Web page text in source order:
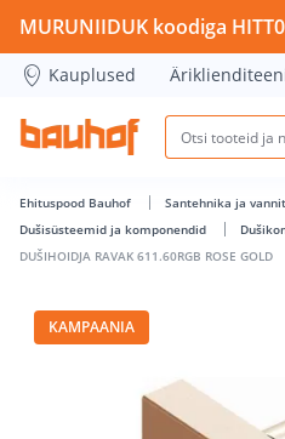
DUŠIHOIDJA RAVAK
MURUNIIDUK koodiga
Kauplused
Ehituspood Bauhof
Santehnika ja
Dušisüsteemid ja komponendid
DUŠIHOIDJA RAVAK 611.60RGB ROSE GOLD
KAMPAANIA